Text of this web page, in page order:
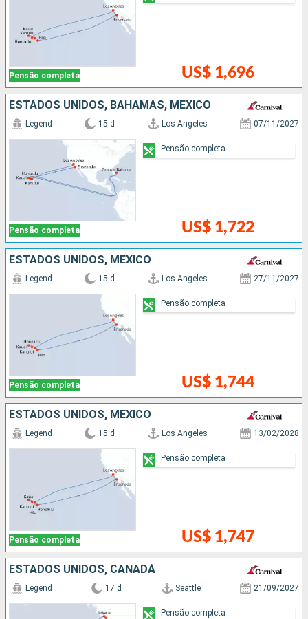
Pensão completa US$ 1,696
ESTADOS UNIDOS, BAHAMAS, MÉXICO
Pensão completa
Legend 15 d Los Angeles 07/11/2027
US$ 1,722
Pensão completa
ESTADOS UNIDOS, MÉXICO
Pensão completa
Legend 15 d Los Angeles 27/11/2027
US$ 1,744
Pensão completa
ESTADOS UNIDOS, MÉXICO
Pensão completa
Legend 15 d Los Angeles 13/02/2028
US$ 1,747
Pensão completa
ESTADOS UNIDOS, CANADÁ
Legend 17 d Seattle 21/09/2027
Pensão completa